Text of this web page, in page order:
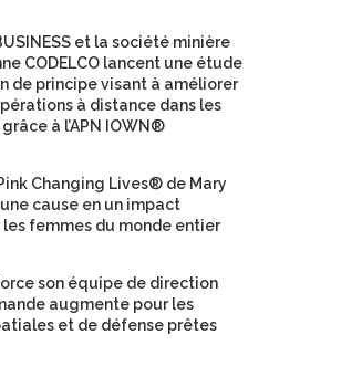
et la société minière
CODELCO lancent une étude
de principe visant à améliorer
à distance dans les
à l’APN IOWN®
Changing Lives® de Mary
cause en un impact
femmes du monde entier
son équipe de direction
augmente pour les
et de défense prêtes